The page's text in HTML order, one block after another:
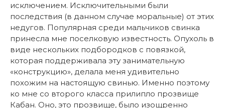
исключением. Исключительными были
последствия (в данном случае моральные) от этих
недугов. Популярная среди мальчиков свинка
принесла мне поселковую известность. Опухоль в
виде нескольких подбородков с повязкой,
которая поддерживала эту занимательную
«конструкцию», делала меня удивительно
похожим на настоящую свинью. Именно поэтому
ко мне со второго класса прилипло прозвище
Кабан. Оно, это прозвище, было изощренно